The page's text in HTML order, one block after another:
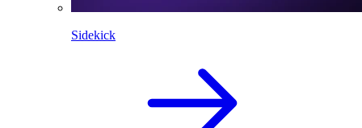
Sidekick